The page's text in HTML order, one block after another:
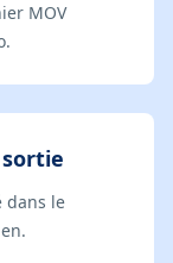
MOV
dans le